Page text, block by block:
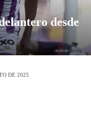
desde
DE 2025